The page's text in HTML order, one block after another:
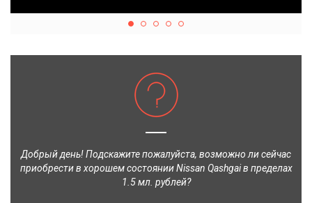
Добрый день! Подскажите пожалуйста, возможно ли сейчас
приобрести в хорошем состоянии Nissan Qashgai в пределах
1.5 мл. рублей?